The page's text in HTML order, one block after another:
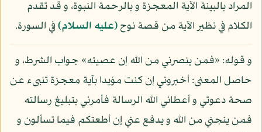
المراد بالبينة الآية المعجزة و بالرحمة النبوة، و قد تقدم
الكلام في نظير الآية من قصة نوح(عليه السلام)في السورة.
و قوله: «فمن ينصرني من الله إن عصيته» جواب الشرط، و
حاصل المعنى: أخبروني إن كنت مؤيدا بآية معجزة تنبىء عن
صحة دعوتي و أعطاني الله الرسالة فأمرني بتبليغ رسالته
فمن ينجني من الله و يدفع عني إن أطعتكم فيما تسألون و